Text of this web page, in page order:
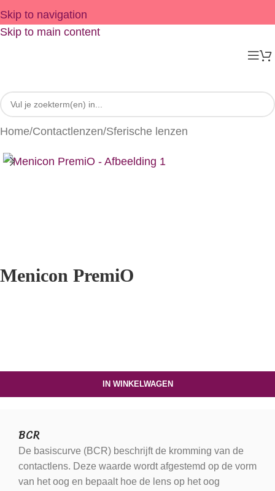
Skip to navigation
Skip to main content
Home/Contactlenzen/Sferische lenzen
Menicon PremiO
IN WINKELWAGEN
BCR
De basiscurve (BCR) beschrijft de kromming van de
contactlens. Deze waarde wordt afgestemd op de vorm
van het oog en bepaalt hoe de lens op het oog